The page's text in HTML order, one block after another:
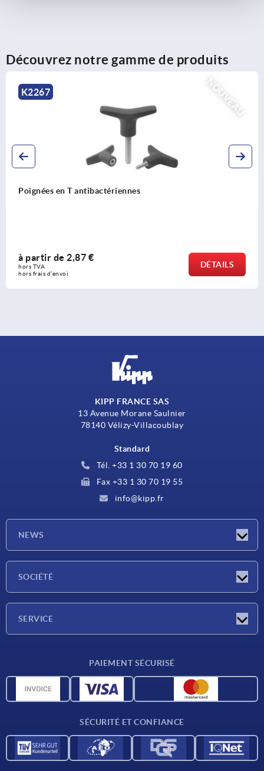
Découvrez notre gamme de produits
NOUVEAU
antibactériennes
€
K1898
à partir de
hors TVA
hors frais
KIPP FRANCE SAS
13 Avenue Morane Saulnier
78140 Vélizy-Villacoublay
Standard
Tél. +33 1 30 70 19 60
Fax +33 1 30 70 19 55
info@kipp.fr
NEWS
SOCIÉTÉ
SERVICE
Données CAO
PAIEMENT SÉCURISÉ
SÉCURITÉ ET CONFIANCE